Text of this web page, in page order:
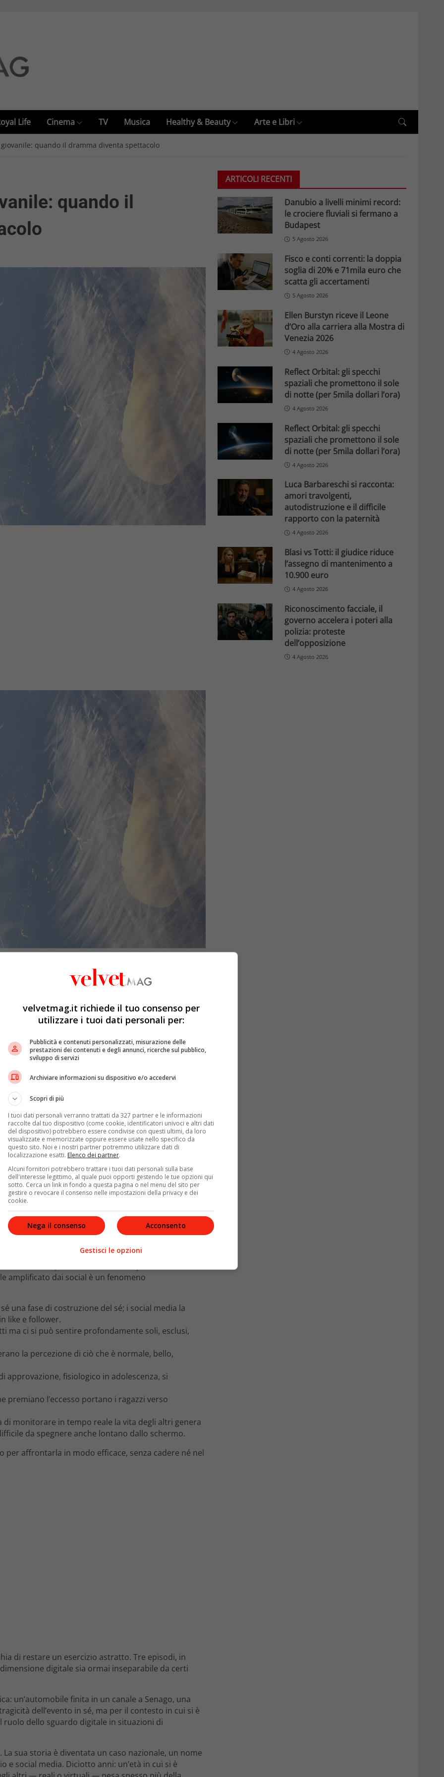
Life Cinema TV Musica Healthy & Beauty Arte e Libri
quando il dramma diventa spettacolo
quando il
B. Johnson Space Center (via Wikimedia
il dramma diventa spettacolo
di essere solo una tragedia e diventa contenuto. È il
di chiamare i soccorsi, in cui il dolore altrui si
reale e la platea digitale collassa del tutto. Il tema
dibattito sempre più urgente: non si tratta solo di
le piattaforme digitali stiano modificando in
gli altri e le conseguenze delle proprie azioni.
— da parte di ricercatori, educatori e famiglie —
con una brutalità difficile da ignorare. Il
morto a soli 18 anni — e l’aggressione di un
diventati simboli di qualcosa che va ben oltre la
diffuso che trova nei social media un
comportamenti già pericolosi in veri e propri
media: una definizione
di cosa parliamo quando usiamo l’espressione
di dipendenza dallo smartphone o di ore
amplificato dai social è un fenomeno
una fase di costruzione del sé; i social media la
like e follower.
ma ci si può sentire profondamente soli, esclusi,
la percezione di ciò che è normale, bello,
approvazione, fisiologico in adolescenza, si
premiano l’eccesso portano i ragazzi verso
di monitorare in tempo reale la vita degli altri genera
da spegnere anche lontano dallo schermo.
affrontarla in modo efficace, senza cadere né nel
di restare un esercizio astratto. Tre episodi, in
digitale sia ormai inseparabile da certi
un’automobile finita in un canale a Senago, una
dell’evento in sé, ma per il contesto in cui si è
dello sguardo digitale in situazioni di
sua storia è diventata un caso nazionale, un nome
e social media. Diciotto anni: un’età in cui si è
ARTICOLI RECENTI
Danubio a livelli minimi record:
le crociere fluviali si fermano a
Budapest
5 Agosto 2026
Fisco e conti correnti: la doppia
soglia di 20% e 71mila euro che
scatta gli accertamenti
5 Agosto 2026
Ellen Burstyn riceve il Leone
d’Oro alla carriera alla Mostra di
Venezia 2026
4 Agosto 2026
Reflect Orbital: gli specchi
spaziali che promettono il sole
di notte (per 5mila dollari l’ora)
4 Agosto 2026
Reflect Orbital: gli specchi
spaziali che promettono il sole
di notte (per 5mila dollari l’ora)
4 Agosto 2026
Luca Barbareschi si racconta:
amori travolgenti,
autodistruzione e il difficile
rapporto con la paternità
4 Agosto 2026
Blasi vs Totti: il giudice riduce
l’assegno di mantenimento a
10.900 euro
4 Agosto 2026
Riconoscimento facciale, il
governo accelera i poteri alla
polizia: proteste
dell’opposizione
4 Agosto 2026
velvetmag.it richiede il tuo consenso per
utilizzare i tuoi dati personali per:
Pubblicità e contenuti personalizzati, misurazione delle
prestazioni dei contenuti e degli annunci, ricerche sul pubblico,
sviluppo di servizi
Archiviare informazioni su dispositivo e/o accedervi
Scopri di più
I tuoi dati personali verranno trattati da 327 partner e le informazioni
raccolte dal tuo dispositivo (come cookie, identificatori univoci e altri dati
del dispositivo) potrebbero essere condivise con questi ultimi, da loro
visualizzate e memorizzate oppure essere usate nello specifico da
questo sito. Noi e i nostri partner potremmo utilizzare dati di
localizzazione esatti. Elenco dei partner.
Alcuni fornitori potrebbero trattare i tuoi dati personali sulla base
dell'interesse legittimo, al quale puoi opporti gestendo le tue opzioni qui
sotto. Cerca un link in fondo a questa pagina o nel menu del sito per
gestire o revocare il consenso nelle impostazioni della privacy e dei
cookie.
Acconsento
Nega il consenso
Gestisci le opzioni